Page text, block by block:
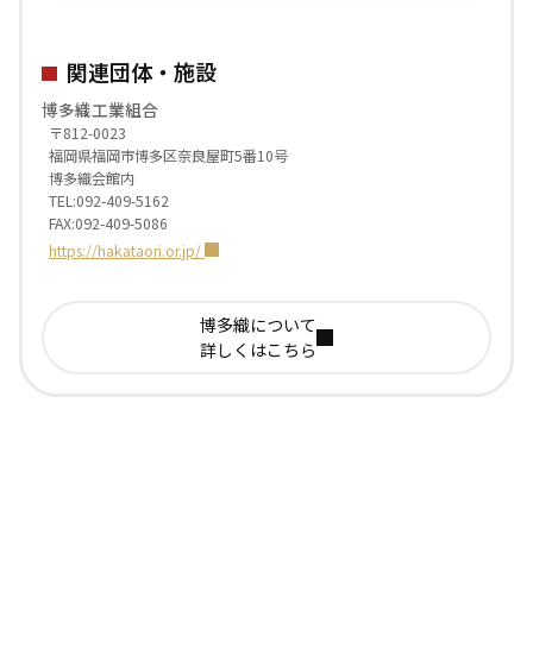
関連団体・施設
博多織工業組合
〒812-0023
福岡県福岡市博多区奈良屋町5番10号
博多織会館内
TEL:092-409-5162
FAX:092-409-5086
https://hakataori.or.jp/
博多織について
詳しくはこちら